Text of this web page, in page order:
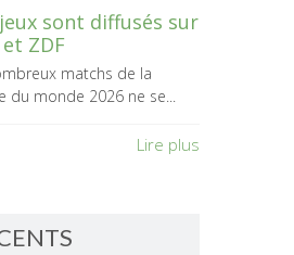
jeux sont diffusés sur
et ZDF
matchs de la
du monde 2026 ne se...
Lire plus